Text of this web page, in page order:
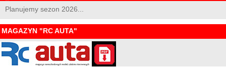
Planujemy sezon 2026...
MAGAZYN "RC AUTA"